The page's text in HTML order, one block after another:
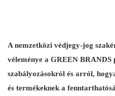
A nemzetközi védjegy-jog
véleménye a GREEN
szabályozásokról és arról,
és termékeknek a